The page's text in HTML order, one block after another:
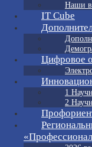
Наши
IT Cube
Цифровое
1
2